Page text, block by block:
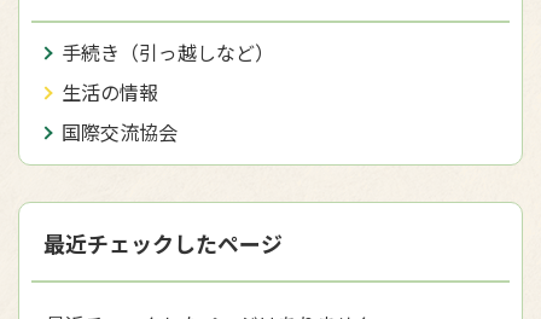
手続き（引っ越しなど）
生活の情報
国際交流協会
最近チェックしたページ